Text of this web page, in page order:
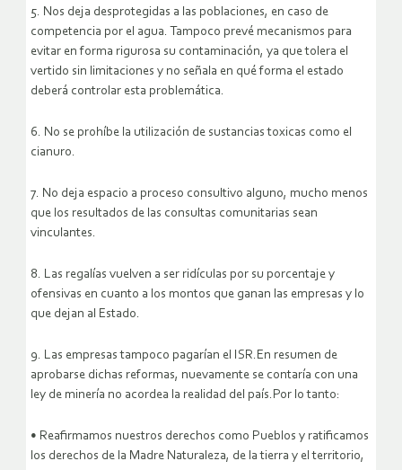
5. Nos deja desprotegidas a las poblaciones, en caso de
competencia por el agua. Tampoco prevé mecanismos para
evitar en forma rigurosa su contaminación, ya que tolera el
vertido sin limitaciones y no señala en qué forma el estado
deberá controlar esta problemática.
6. No se prohíbe la utilización de sustancias toxicas como el
cianuro.
7. No deja espacio a proceso consultivo alguno, mucho menos
que los resultados de las consultas comunitarias sean
vinculantes.
8. Las regalías vuelven a ser ridículas por su porcentaje y
ofensivas en cuanto a los montos que ganan las empresas y lo
que dejan al Estado.
9. Las empresas tampoco pagarían el ISR.En resumen de
aprobarse dichas reformas, nuevamente se contaría con una
ley de minería no acordea la realidad del país.Por lo tanto:
• Reafirmamos nuestros derechos como Pueblos y ratificamos
los derechos de la Madre Naturaleza, de la tierra y el territorio,